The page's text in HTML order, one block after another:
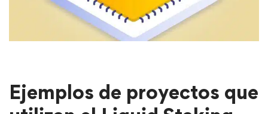
Ejemplos de proyectos que